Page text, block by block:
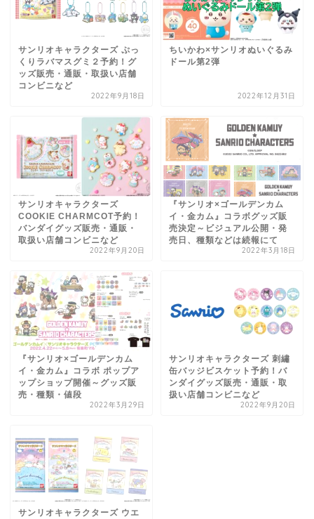
サンリオキャラクターズ ぷっ
くりラバマスグミ２予約！グ
ッズ販売・通販・取扱い店舗
コンビニなど
2022年9月18日
ちいかわ×サンリオぬいぐるみ
ドール第2弾
2022年12月31日
サンリオキャラクターズ
COOKIE CHARMCOT予約！
バンダイグッズ販売・通販・
取扱い店舗コンビニなど
2022年9月20日
『サンリオ×ゴールデンカム
イ・金カム』コラボグッズ販
売決定～ビジュアル公開・発
売日、種類などは続報にて
2022年3月18日
『サンリオ×ゴールデンカム
イ・金カム』コラボ ポップア
ップショップ開催～グッズ販
売・種類・値段
2022年3月29日
サンリオキャラクターズ 刺繡
缶バッジビスケット予約！バ
ンダイグッズ販売・通販・取
扱い店舗コンビニなど
2022年9月20日
サンリオキャラクターズ ウエ